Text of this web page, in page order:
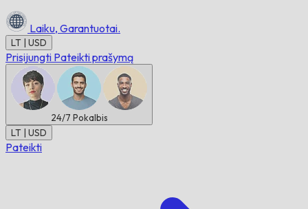
Laiku, Garantuotai.
LT | USD
Prisijungti Pateikti prašymą
24/7 Pokalbis
LT | USD
Pateikti